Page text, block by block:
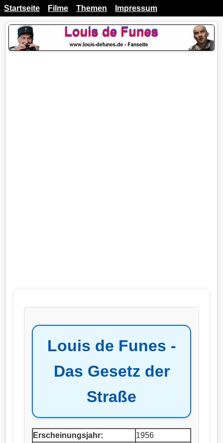
Startseite Filme Themen Impressum
Louis de Funes -
Das Gesetz der
Straße
Erscheinungsjahr:
1956